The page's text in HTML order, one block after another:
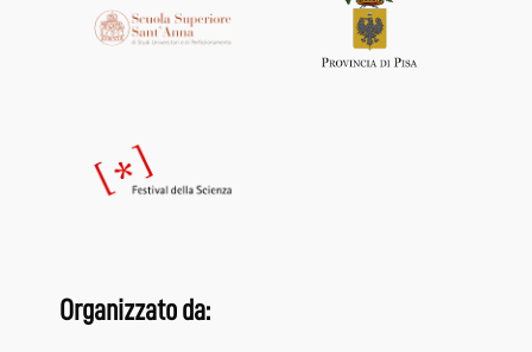
Organizzato da: